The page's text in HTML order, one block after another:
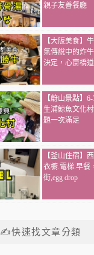
親子友善餐廳
【大阪美食】
氣傳說中的炸
決定，心齋橋
【蔚山景點】
生浦鯨魚文化
題一次滿足
【釜山住宿】
衣櫥.電梯.早餐
街,egg drop
✍快速找文章分類